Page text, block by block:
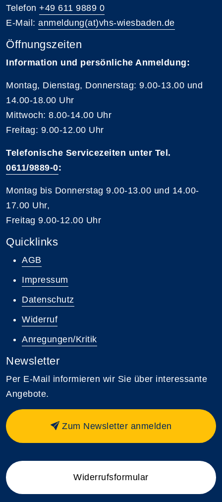
Telefon +49 611 9889 0
E-Mail: anmeldung(at)vhs-wiesbaden.de
Öffnungszeiten
Information und persönliche Anmeldung:
Montag, Dienstag, Donnerstag: 9.00-13.00 und
14.00-18.00 Uhr
Mittwoch: 8.00-14.00 Uhr
Freitag: 9.00-12.00 Uhr
Telefonische Servicezeiten unter Tel.
0611/9889-0:
Montag bis Donnerstag 9.00-13.00 und 14.00-
17.00 Uhr,
Freitag 9.00-12.00 Uhr
Quicklinks
AGB
Impressum
Datenschutz
Widerruf
Anregungen/Kritik
Newsletter
Per E-Mail informieren wir Sie über interessante
Angebote.
Zum Newsletter anmelden
Widerrufsformular